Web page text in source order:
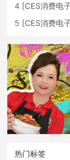
4 [CES消费电
5 [CES消费电
热门标签